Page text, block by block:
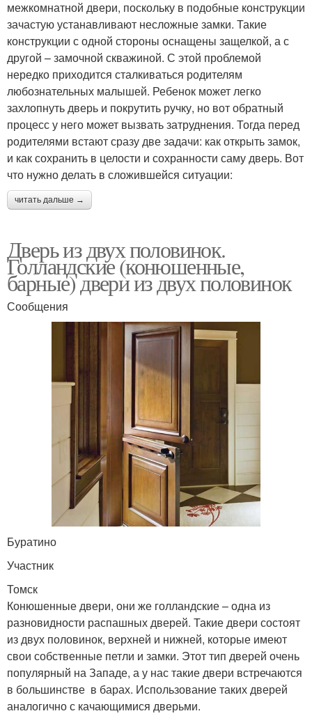
межкомнатной двери, поскольку в подобные конструкции
зачастую устанавливают несложные замки. Такие
конструкции с одной стороны оснащены защелкой, а с
другой – замочной скважиной. С этой проблемой
нередко приходится сталкиваться родителям
любознательных малышей. Ребенок может легко
захлопнуть дверь и покрутить ручку, но вот обратный
процесс у него может вызвать затруднения. Тогда перед
родителями встают сразу две задачи: как открыть замок,
и как сохранить в целости и сохранности саму дверь. Вот
что нужно делать в сложившейся ситуации:
читать дальше →
Дверь из двух половинок.
Голландские (конюшенные,
барные) двери из двух половинок
Сообщения
Буратино
Участник
Томск
Конюшенные двери, они же голландские – одна из
разновидности распашных дверей. Такие двери состоят
из двух половинок, верхней и нижней, которые имеют
свои собственные петли и замки. Этот тип дверей очень
популярный на Западе, а у нас такие двери встречаются
в большинстве в барах. Использование таких дверей
аналогично с качающимися дверьми.